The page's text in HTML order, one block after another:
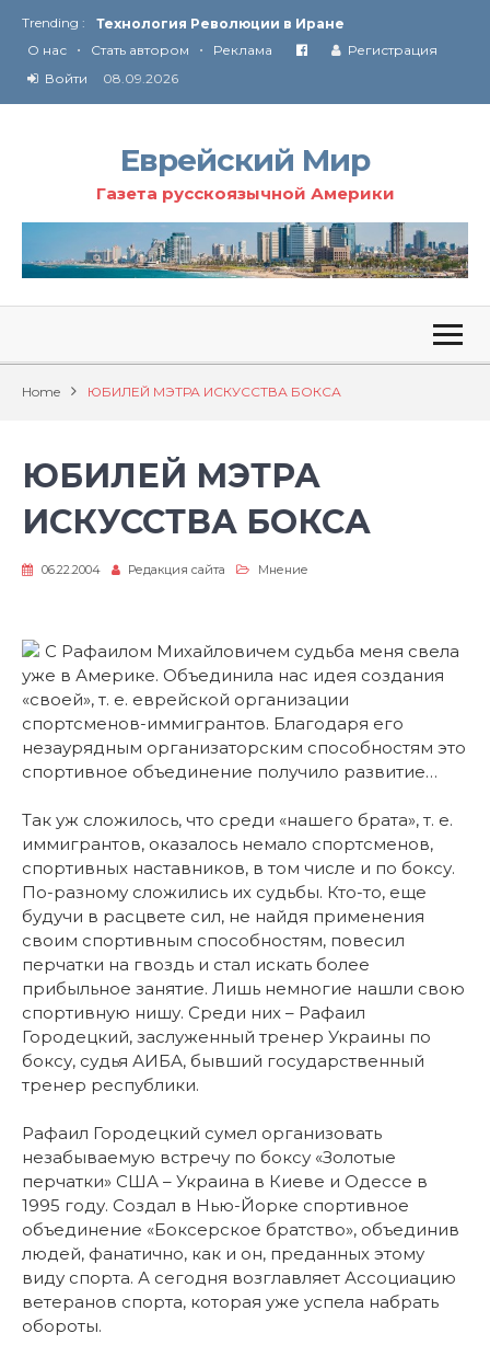
Trending :
Технология Революции в Иране
От Ирана до Ливана и Газы
О нас • Стать автором • Реклама
Регистрация
Войти
08.09.2026
Еврейский Мир
Газета русскоязычной Америки
Home ЮБИЛЕЙ МЭТРА ИСКУССТВА БОКСА
ЮБИЛЕЙ МЭТРА
ИСКУССТВА БОКСА
06.22.2004 Редакция сайта Мнение
С Рафаилом Михайловичем судьба меня свела
уже в Америке. Объединила нас идея создания
«своей», т. е. еврейской организации
спортсменов-иммигрантов. Благодаря его
незаурядным организаторским способностям это
спортивное объединение получило развитие…
Так уж сложилось, что среди «нашего брата», т. е.
иммигрантов, оказалось немало спортсменов,
спортивных наставников, в том числе и по боксу.
По-разному сложились их судьбы. Кто-то, еще
будучи в расцвете сил, не найдя применения
своим спортивным способностям, повесил
перчатки на гвоздь и стал искать более
прибыльное занятие. Лишь немногие нашли свою
спортивную нишу. Среди них – Рафаил
Городецкий, заслуженный тренер Украины по
боксу, судья АИБА, бывший государственный
тренер республики.
Рафаил Городецкий сумел организовать
незабываемую встречу по боксу «Золотые
перчатки» США – Украина в Киеве и Одессе в
1995 году. Создал в Нью-Йорке спортивное
объединение «Боксерское братство», объединив
людей, фанатично, как и он, преданных этому
виду спорта. А сегодня возглавляет Ассоциацию
ветеранов спорта, которая уже успела набрать
обороты.